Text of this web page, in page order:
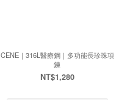
CENE｜316L醫療鋼｜多功能長珍珠項
鍊
NT$1,280